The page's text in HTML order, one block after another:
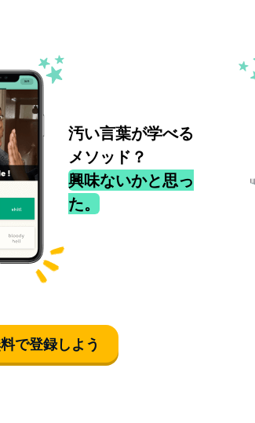
汚い言葉が学べる
メソッド？
興味ないかと思っ
た。
で登録しよう